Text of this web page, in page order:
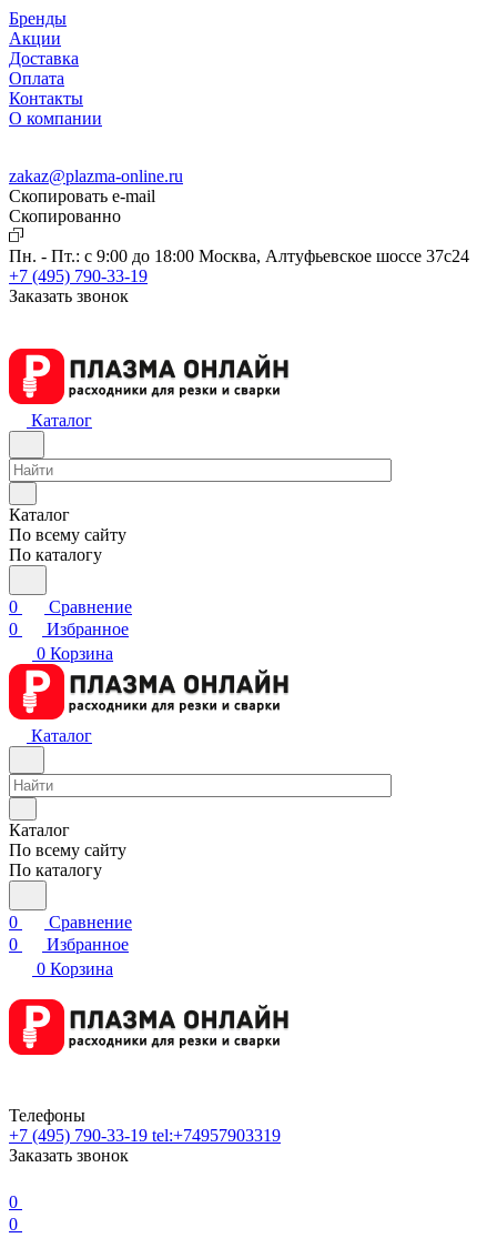
Бренды
Акции
Доставка
Оплата
Контакты
О компании
zakaz@plazma-online.ru
Скопировать e-mail
Cкопированно
Пн. - Пт.: с 9:00 до 18:00 Москва, Алтуфьевское шоссе 37с24
+7 (495) 790-33-19
Заказать звонок
Каталог
Каталог
По всему сайту
По каталогу
0
Сравнение
0
Избранное
0 Корзина
Каталог
Каталог
По всему сайту
По каталогу
0
Сравнение
0
Избранное
0 Корзина
Телефоны
+7 (495) 790-33-19 tel:+74957903319
Заказать звонок
0
0